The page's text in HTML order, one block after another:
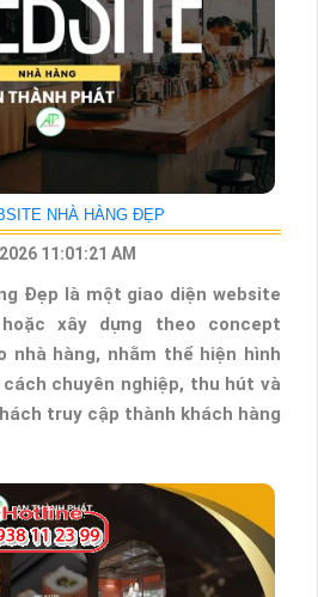
NHÀ HÀNG ĐẸP
11:01:21 AM
Đẹp là một giao diện website
xây dựng theo concept
nhà hàng, nhằm thể hiện hình
chuyên nghiệp, thu hút và
truy cập thành khách hàng